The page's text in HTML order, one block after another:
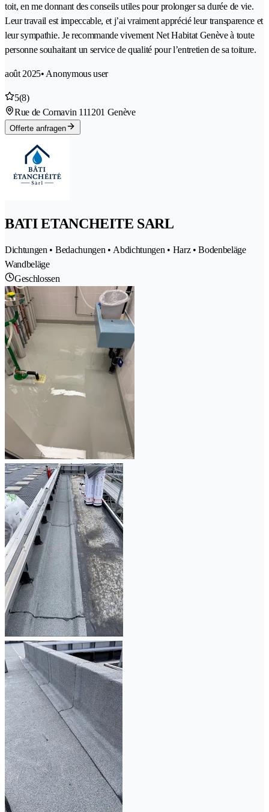
toit, en me donnant des conseils utiles pour prolonger sa durée de vie.
Leur travail est impeccable, et j’ai vraiment apprécié leur transparence et
leur sympathie. Je recommande vivement Net Habitat Genève à toute
personne souhaitant un service de qualité pour l’entretien de sa toiture.
août 2025• Anonymous user
5(8)
Rue de Cornavin 111201 Genève
Offerte anfragen
BATI ETANCHEITE SARL
Dichtungen • Bedachungen • Abdichtungen • Harz • Bodenbeläge
Wandbeläge
Geschlossen